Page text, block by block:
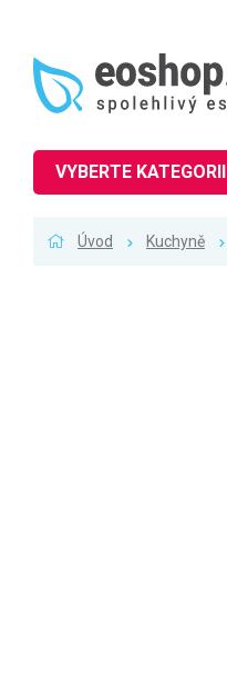
VYBERTE KATEGORII
Úvod Kuchyně